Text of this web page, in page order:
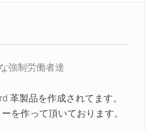
強制労働者達
革製品を作成されてます。
を作って頂いております。